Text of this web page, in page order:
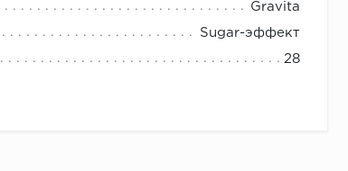
Gravita
Sugar-эффект
28